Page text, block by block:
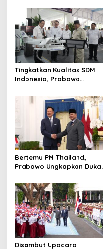
Tingkatkan Kualitas SDM
Indonesia, Prabowo
hingga Undang Universitas
Terbaik Dunia
Bertemu PM Thailand,
Prabowo Ungkapkan Duka
Selamat Ulang Tahun ke
Raja Thailand
Disambut Upacara